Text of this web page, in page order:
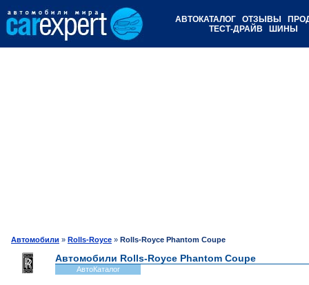
АВТОКАТАЛОГ ОТЗЫВЫ
ТЕСТ-ДРАЙВ
ШИНЫ
Автомобили » Rolls-Royce » Rolls-Royce Phantom Coupe
Автомобили Rolls-Royce Phantom Coupe
АвтоКаталог